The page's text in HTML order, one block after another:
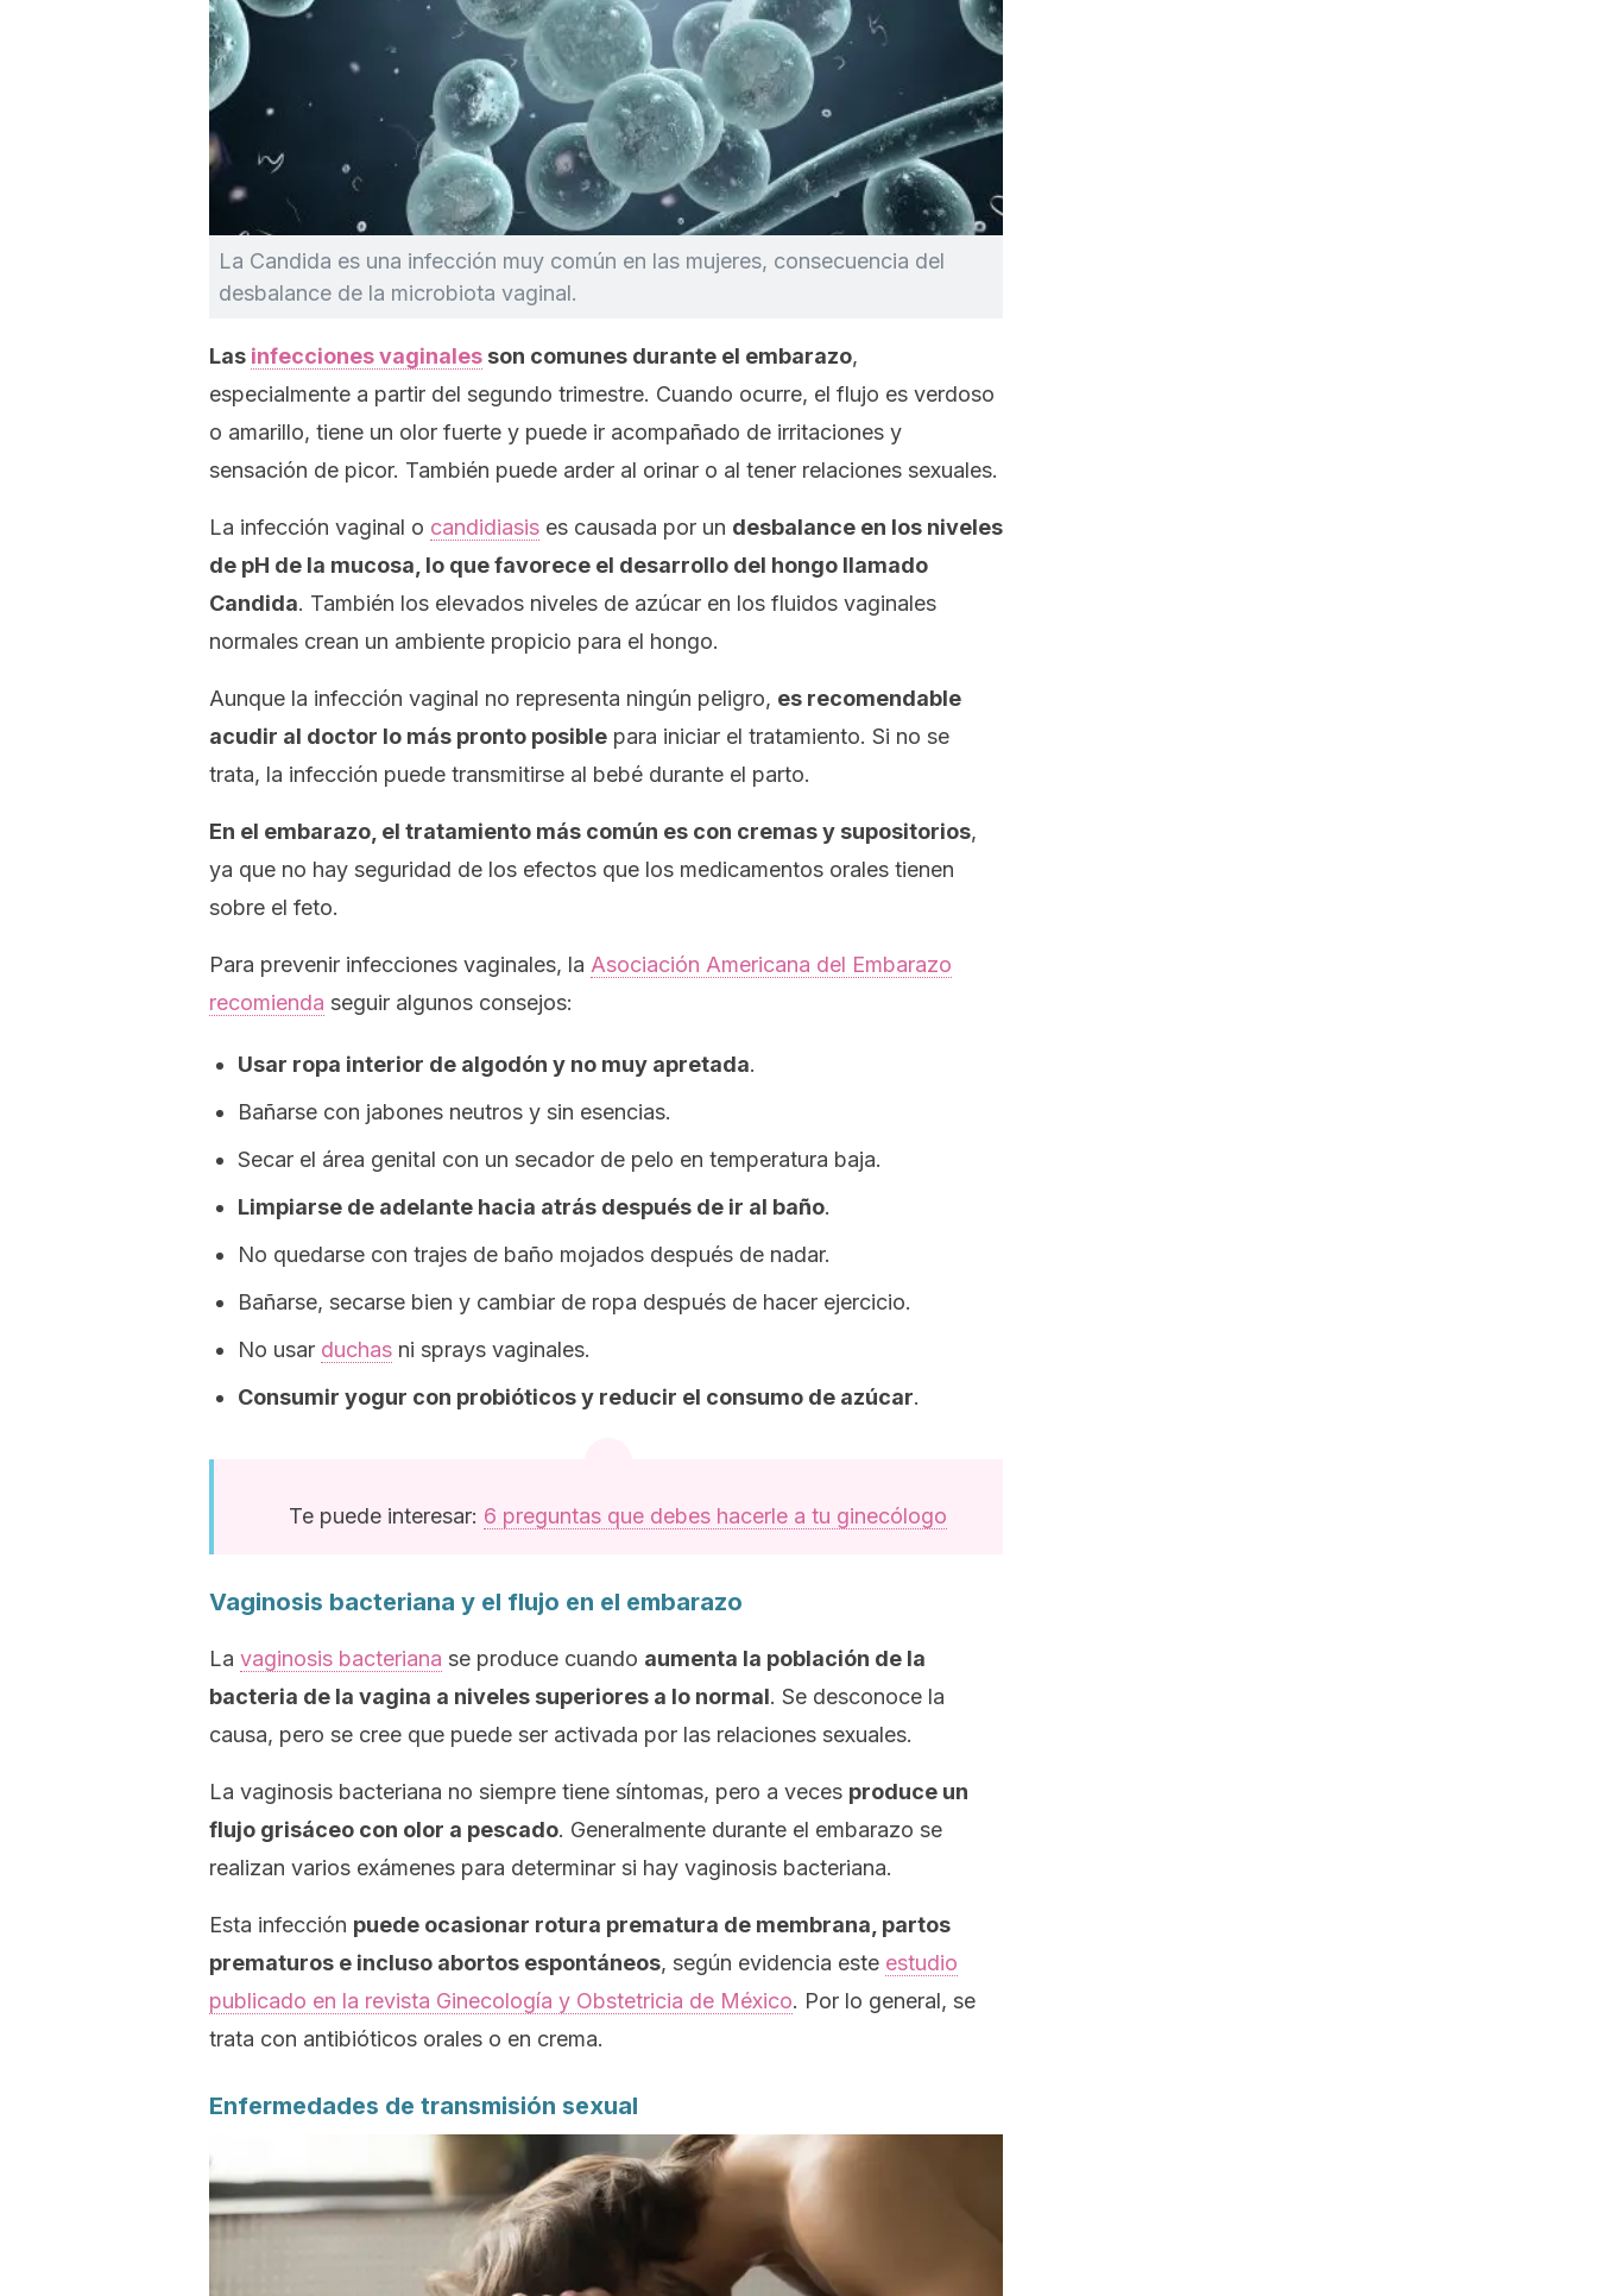
La Candida es una infección muy común en las mujeres, consecuencia del
desbalance de la microbiota vaginal.
Las infecciones vaginales son comunes durante el embarazo,
especialmente a partir del segundo trimestre. Cuando ocurre, el flujo es verdoso
o amarillo, tiene un olor fuerte y puede ir acompañado de irritaciones y
sensación de picor. También puede arder al orinar o al tener relaciones sexuales.
La infección vaginal o candidiasis es causada por un desbalance en los niveles
de pH de la mucosa, lo que favorece el desarrollo del hongo llamado
Candida. También los elevados niveles de azúcar en los fluidos vaginales
normales crean un ambiente propicio para el hongo.
Aunque la infección vaginal no representa ningún peligro, es recomendable
acudir al doctor lo más pronto posible para iniciar el tratamiento. Si no se
trata, la infección puede transmitirse al bebé durante el parto.
En el embarazo, el tratamiento más común es con cremas y supositorios,
ya que no hay seguridad de los efectos que los medicamentos orales tienen
sobre el feto.
Para prevenir infecciones vaginales, la Asociación Americana del Embarazo
recomienda seguir algunos consejos:
Usar ropa interior de algodón y no muy apretada.
Bañarse con jabones neutros y sin esencias.
Secar el área genital con un secador de pelo en temperatura baja.
Limpiarse de adelante hacia atrás después de ir al baño.
No quedarse con trajes de baño mojados después de nadar.
Bañarse, secarse bien y cambiar de ropa después de hacer ejercicio.
No usar duchas ni sprays vaginales.
Consumir yogur con probióticos y reducir el consumo de azúcar.
Te puede interesar: 6 preguntas que debes hacerle a tu ginecólogo
Vaginosis bacteriana y el flujo en el embarazo
La vaginosis bacteriana se produce cuando aumenta la población de la
bacteria de la vagina a niveles superiores a lo normal. Se desconoce la
causa, pero se cree que puede ser activada por las relaciones sexuales.
La vaginosis bacteriana no siempre tiene síntomas, pero a veces produce un
flujo grisáceo con olor a pescado. Generalmente durante el embarazo se
realizan varios exámenes para determinar si hay vaginosis bacteriana.
Esta infección puede ocasionar rotura prematura de membrana, partos
prematuros e incluso abortos espontáneos, según evidencia este estudio
publicado en la revista Ginecología y Obstetricia de México. Por lo general, se
trata con antibióticos orales o en crema.
Enfermedades de transmisión sexual